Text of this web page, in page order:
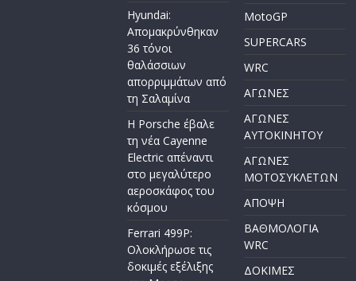
Hyundai:
Απομακρύνθηκαν
36 τόνοι
θαλάσσιων
απορριμμάτων από
τη Σαλαμίνα
Η Porsche έβαλε
τη νέα Cayenne
Electric απέναντι
στο μεγαλύτερο
αεροσκάφος του
κόσμου
Ferrari 499P:
Ολοκλήρωσε τις
δοκιμές εξέλιξης
MotoGP
SUPERCARS
WRC
ΑΓΩΝΕΣ
ΑΓΩΝΕΣ
AYTOKINHTOY
ΑΓΩΝΕΣ
ΜΟΤΟΣΥΚΛΕΤΩΝ
ΑΠΟΨΗ
ΒΑΘΜΟΛΟΓΙΑ
WRC
ΔΟΚΙΜΕΣ